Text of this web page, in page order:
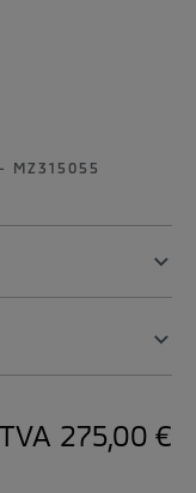
MZ315055
275,00 €